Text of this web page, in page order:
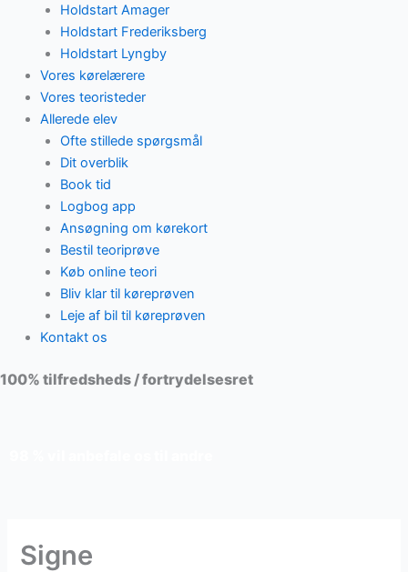
Holdstart Amager
Holdstart Frederiksberg
Holdstart Lyngby
Vores kørelærere
Vores teoristeder
Allerede elev
Ofte stillede spørgsmål
Dit overblik
Book tid
Logbog app
Ansøgning om kørekort
Bestil teoriprøve
Køb online teori
Bliv klar til køreprøven
Leje af bil til køreprøven
Kontakt os
100% tilfredsheds / fortrydelsesret
Signe